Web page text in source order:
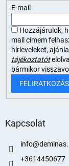
E-mail
Hozzájárulok,
mail címem
hírleveleket,
tájékoztatót
bármikor
FELIRATKOZÁS
Kapcsolat
info@
+3614450677